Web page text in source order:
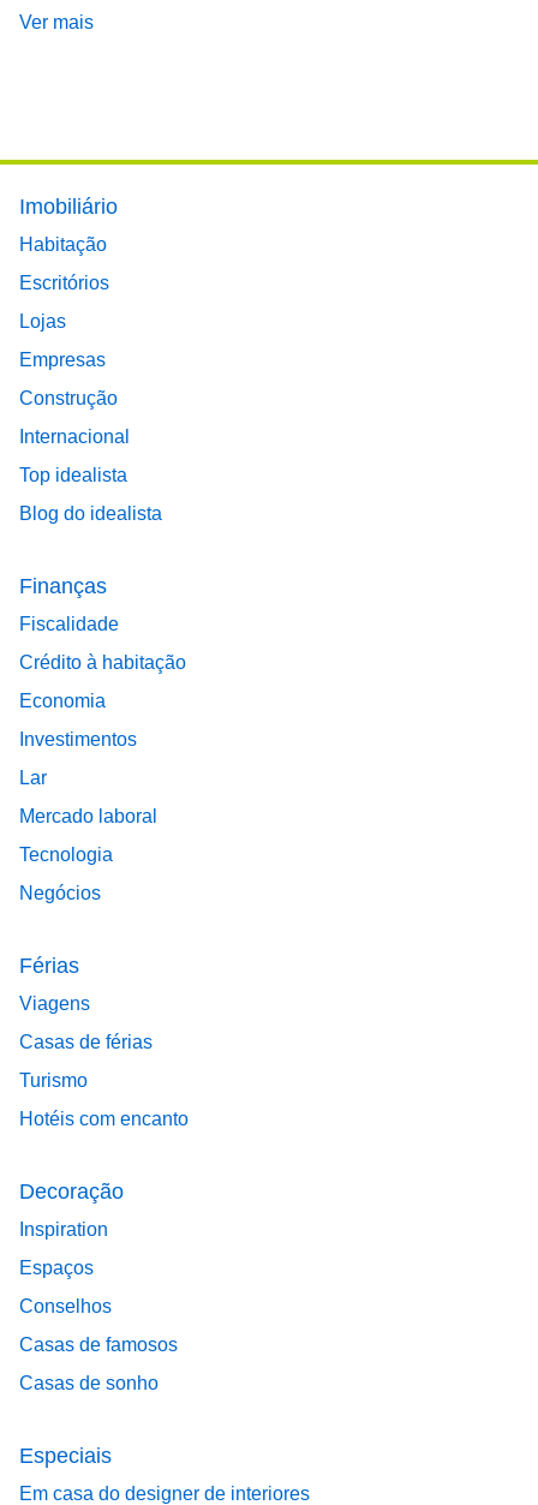
Ver mais
Footer main menu
Imobiliário
Habitação
Escritórios
Lojas
Empresas
Construção
Internacional
Top idealista
Blog do idealista
Finanças
Fiscalidade
Crédito à habitação
Economia
Investimentos
Lar
Mercado laboral
Tecnologia
Negócios
Férias
Viagens
Casas de férias
Turismo
Hotéis com encanto
Decoração
Inspiration
Espaços
Conselhos
Casas de famosos
Casas de sonho
Especiais
Em casa do designer de interiores